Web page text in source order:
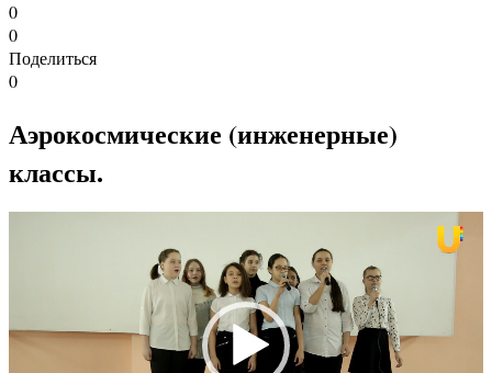
0
0
Поделиться
0
Аэрокосмические (инженерные)
классы.